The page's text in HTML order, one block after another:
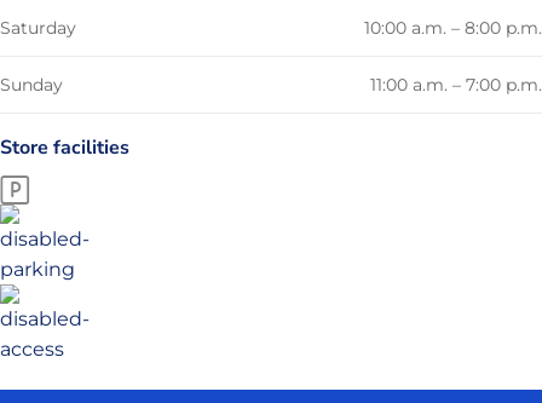
Saturday 10:00 a.m. – 8:00 p.m.
Sunday 11:00 a.m. – 7:00 p.m.
Store facilities